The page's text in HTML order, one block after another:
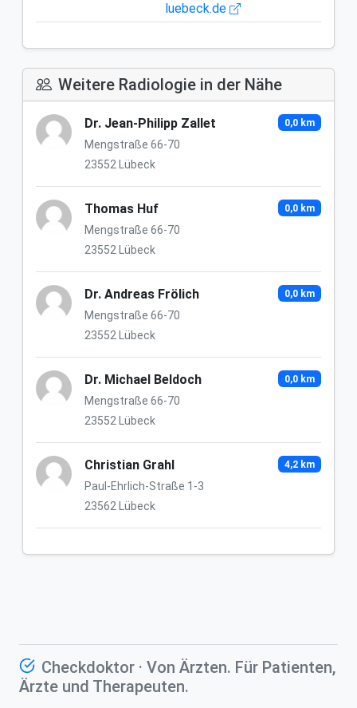
luebeck.de
Weitere Radiologie in der Nähe
Dr. Jean-Philipp Zallet
Mengstraße 66-70
23552 Lübeck
0,0 km
Thomas Huf
Mengstraße 66-70
23552 Lübeck
0,0 km
Dr. Andreas Frölich
Mengstraße 66-70
23552 Lübeck
0,0 km
Dr. Michael Beldoch
Mengstraße 66-70
23552 Lübeck
0,0 km
Christian Grahl
Paul-Ehrlich-Straße 1-3
23562 Lübeck
4,2 km
Checkdoktor · Von Ärzten. Für Patienten,
Ärzte und Therapeuten.